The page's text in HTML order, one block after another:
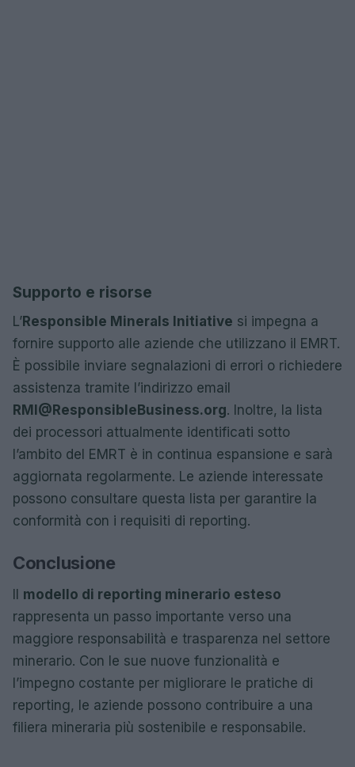
Supporto e risorse
L’Responsible Minerals Initiative si impegna a
fornire supporto alle aziende che utilizzano il EMRT.
È possibile inviare segnalazioni di errori o richiedere
assistenza tramite l’indirizzo email
RMI@ResponsibleBusiness.org. Inoltre, la lista
dei processori attualmente identificati sotto
l’ambito del EMRT è in continua espansione e sarà
aggiornata regolarmente. Le aziende interessate
possono consultare questa lista per garantire la
conformità con i requisiti di reporting.
Conclusione
Il modello di reporting minerario esteso
rappresenta un passo importante verso una
maggiore responsabilità e trasparenza nel settore
minerario. Con le sue nuove funzionalità e
l’impegno costante per migliorare le pratiche di
reporting, le aziende possono contribuire a una
filiera mineraria più sostenibile e responsabile.